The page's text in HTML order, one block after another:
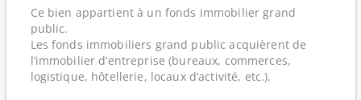
Ce bien appartient à un fonds immobilier grand
public.
Les fonds immobiliers grand public acquièrent de
l’immobilier d’entreprise (bureaux, commerces,
logistique, hôtellerie, locaux d’activité, etc.).